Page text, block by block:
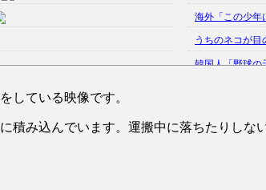
海外「この少年
うちのネコが
韓国人「野球の
【中国】パトカ
している映像です。
積み込んでいます。運搬中に落ちたりしな